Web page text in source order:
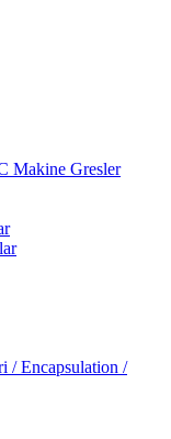
Makine Gresler
/ Encapsulation /